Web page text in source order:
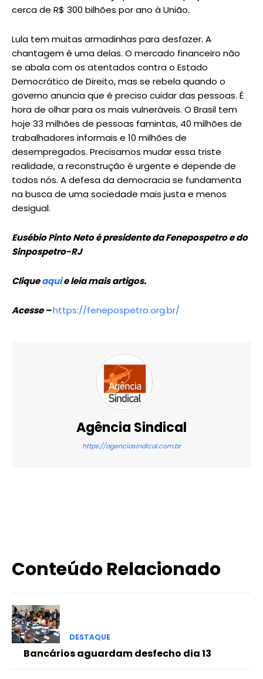
cerca de R$ 300 bilhões por ano à União.
Lula tem muitas armadinhas para desfazer. A
chantagem é uma delas. O mercado financeiro não
se abala com os atentados contra o Estado
Democrático de Direito, mas se rebela quando o
governo anuncia que é preciso cuidar das pessoas. É
hora de olhar para os mais vulneráveis. O Brasil tem
hoje 33 milhões de pessoas famintas, 40 milhões de
trabalhadores informais e 10 milhões de
desempregados. Precisamos mudar essa triste
realidade, a reconstrução é urgente e depende de
todos nós. A defesa da democracia se fundamenta
na busca de uma sociedade mais justa e menos
desigual.
Eusébio Pinto Neto épresidente da Fenepospetro e do
Sinpospetro-RJ
Cliqueaquie leia mais artigos.
Acesse –https://fenepospetro.org.br/
Agência Sindical
https://agenciasindical.com.br
Conteúdo Relacionado
DESTAQUE
Bancários aguardam desfecho dia 13